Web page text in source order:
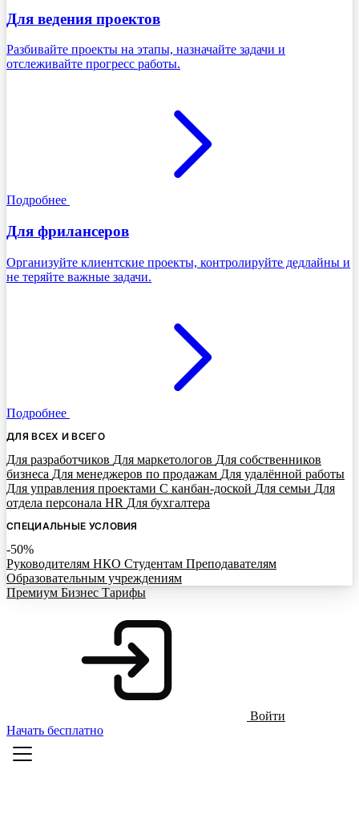
Для ведения проектов
Разбивайте проекты на этапы, назначайте задачи и
отслеживайте прогресс работы.
Подробнее
Для фрилансеров
Организуйте клиентские проекты, контролируйте дедлайны и
не теряйте важные задачи.
Подробнее
ДЛЯ ВСЕХ И ВСЕГО
Для разработчиков Для маркетологов Для собственников
бизнеса Для менеджеров по продажам Для удалённой работы
Для управления проектами С канбан-доской Для семьи Для
отдела персонала HR Для бухгалтера
СПЕЦИАЛЬНЫЕ УСЛОВИЯ
-50%
Руководителям НКО Студентам Преподавателям
Образовательным учреждениям
Премиум Бизнес Тарифы
Войти
Начать бесплатно